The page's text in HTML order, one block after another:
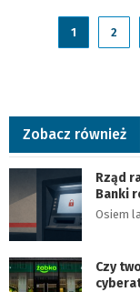
1 2
Zobacz również
Rząd
Banki
Osiem
Czy